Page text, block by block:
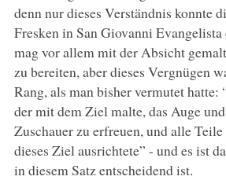
denn nur dieses Verständnis konnte
Fresken in San Giovanni
mag vor allem mit der Absicht
zu bereiten, aber dieses Vergnügen
Rang, als man bisher vermutet hatte:
der mit dem Ziel malte, das Auge
Zuschauer zu erfreuen, und alle
dieses Ziel ausrichtete” - und es ist
in diesem Satz entscheidend ist.